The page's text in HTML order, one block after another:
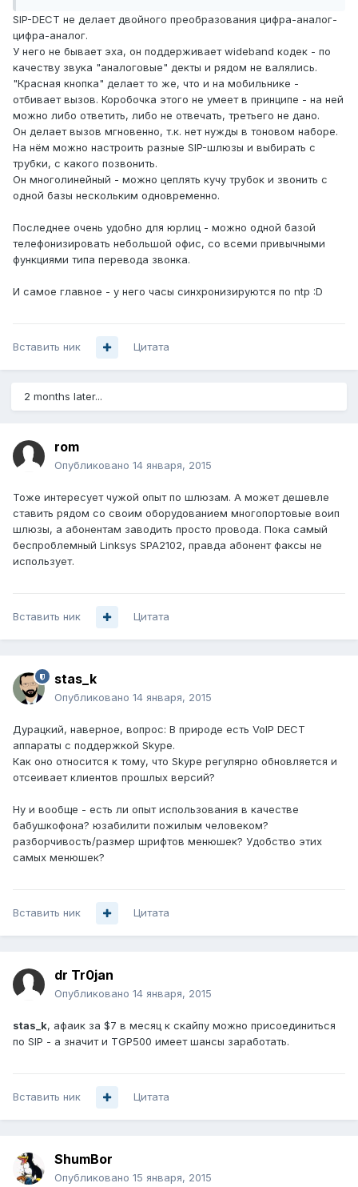
SIP-DECT не делает двойного преобразования цифра-аналог-
цифра-аналог.
У него не бывает эха, он поддерживает wideband кодек - по
качеству звука "аналоговые" декты и рядом не валялись.
"Красная кнопка" делает то же, что и на мобильнике -
отбивает вызов. Коробочка этого не умеет в принципе - на ней
можно либо ответить, либо не отвечать, третьего не дано.
Он делает вызов мгновенно, т.к. нет нужды в тоновом наборе.
На нём можно настроить разные SIP-шлюзы и выбирать с
трубки, с какого позвонить.
Он многолинейный - можно цеплять кучу трубок и звонить с
одной базы нескольким одновременно.
Последнее очень удобно для юрлиц - можно одной базой
телефонизировать небольшой офис, со всеми привычными
функциями типа перевода звонка.
И самое главное - у него часы синхронизируются по ntp :D
Вставить ник Цитата
2 months later...
rom
Опубликовано 14 января, 2015
Тоже интересует чужой опыт по шлюзам. А может дешевле
ставить рядом со своим оборудованием многопортовые воип
шлюзы, а абонентам заводить просто провода. Пока самый
беспроблемный Linksys SPA2102, правда абонент факсы не
использует.
Вставить ник Цитата
stas_k
Опубликовано 14 января, 2015
Дурацкий, наверное, вопрос: В природе есть VoIP DECT
аппараты с поддержкой Skype.
Как оно относится к тому, что Skype регулярно обновляется и
отсеивает клиентов прошлых версий?
Ну и вообще - есть ли опыт использования в качестве
бабушкофона? юзабилити пожилым человеком?
разборчивость/размер шрифтов менюшек? Удобство этих
самых менюшек?
Вставить ник Цитата
dr Tr0jan
Опубликовано 14 января, 2015
stas_k, афаик за $7 в месяц к скайпу можно присоединиться
по SIP - а значит и TGP500 имеет шансы заработать.
Вставить ник Цитата
ShumBor
Опубликовано 15 января, 2015